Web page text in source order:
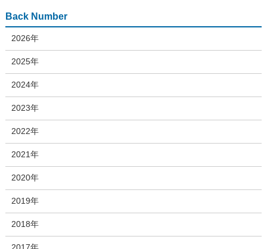
Back Number
2026年
2025年
2024年
2023年
2022年
2021年
2020年
2019年
2018年